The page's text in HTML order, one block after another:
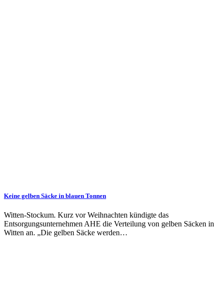
Keine gelben Säcke in blauen Tonnen
Witten-Stockum. Kurz vor Weihnachten kündigte das
Entsorgungsunternehmen AHE die Verteilung von gelben Säcken in
Witten an. „Die gelben Säcke werden…